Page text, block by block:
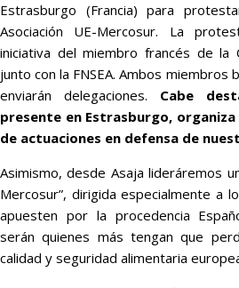
Estrasburgo (Francia) para
Asociación UE-Mercosur. La
iniciativa del miembro francés de la
junto con la FNSEA. Ambos miembros
enviarán delegaciones. Cabe
presente en Estrasburgo,
de actuaciones en defensa de
Asimismo, desde Asaja lideráremos
Mercosur”, dirigida especialmente a
apuesten por la procedencia
serán quienes más tengan que
calidad y seguridad alimentaria